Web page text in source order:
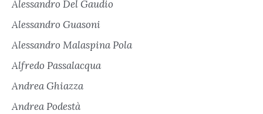
Alessandro Del Gaudio
Alessandro Guasoni
Alessandro Malaspina Pola
Alfredo Passalacqua
Andrea Ghiazza
Andrea Podestà